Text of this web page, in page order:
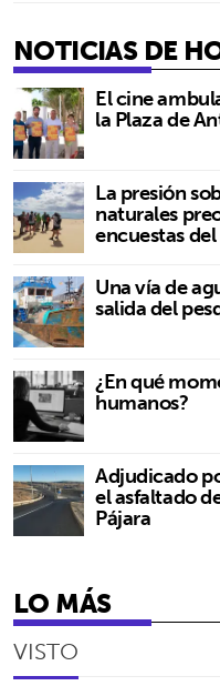
NOTICIAS DE
El cine
la Plaza de
La presión
naturales
encuestas
Una vía de
salida del
¿En qué
humanos?
Adjudicado
el asfaltado
Pájara
LO MÁS
VISTO